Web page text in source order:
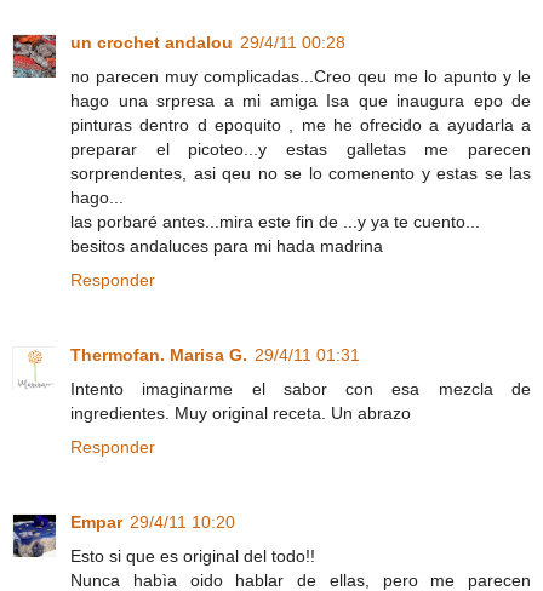
un crochet andalou 29/4/11 00:28
no parecen muy complicadas...Creo qeu me lo apunto y le
hago una srpresa a mi amiga Isa que inaugura epo de
pinturas dentro d epoquito , me he ofrecido a ayudarla a
preparar el picoteo...y estas galletas me parecen
sorprendentes, asi qeu no se lo comenento y estas se las
hago...
las porbaré antes...mira este fin de ...y ya te cuento...
besitos andaluces para mi hada madrina
Responder
Thermofan. Marisa G. 29/4/11 01:31
Intento imaginarme el sabor con esa mezcla de
ingredientes. Muy original receta. Un abrazo
Responder
Empar 29/4/11 10:20
Esto si que es original del todo!!
Nunca habìa oido hablar de ellas, pero me parecen